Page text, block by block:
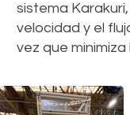
sistema
velocidad y el
vez que